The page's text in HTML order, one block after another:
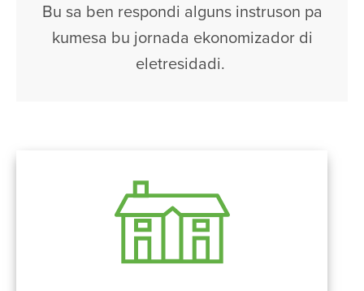
Bu sa ben respondi alguns instruson pa
kumesa bu jornada ekonomizador di
eletresidadi.